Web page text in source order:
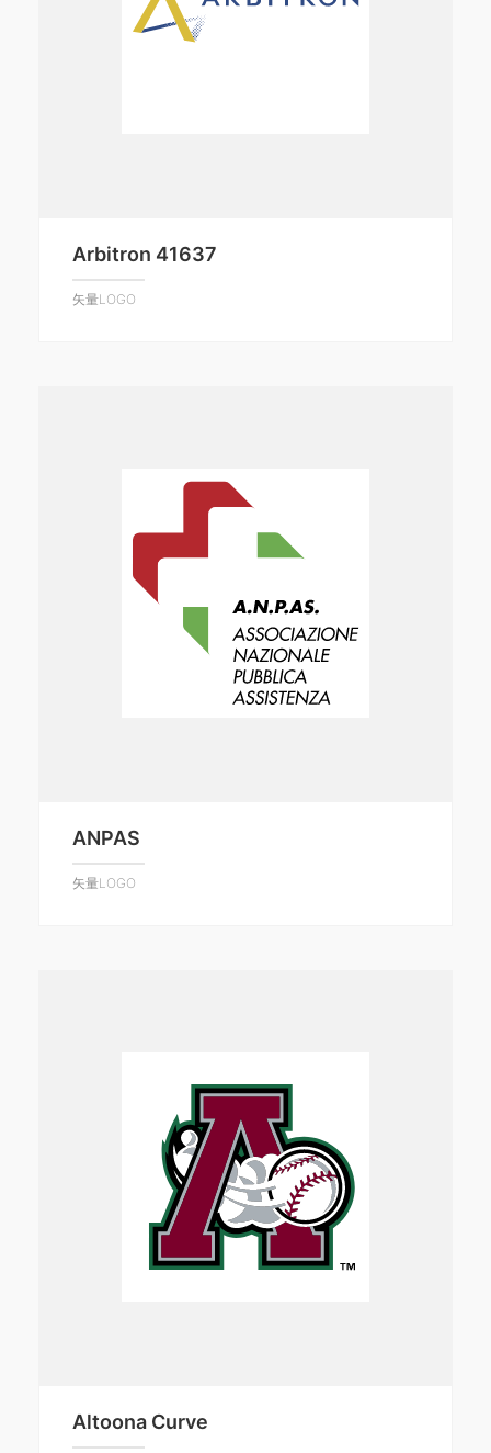
Arbitron 41637
矢量LOGO
ANPAS
矢量LOGO
Altoona Curve